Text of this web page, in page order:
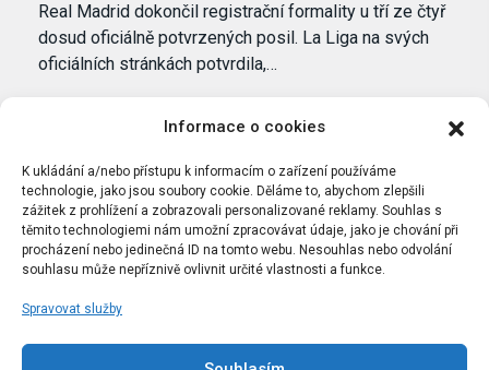
Informace o cookies
K ukládání a/nebo přístupu k informacím o zařízení používáme
technologie, jako jsou soubory cookie. Děláme to, abychom zlepšili
zážitek z prohlížení a zobrazovali personalizované reklamy. Souhlas s
těmito technologiemi nám umožní zpracovávat údaje, jako je chování při
procházení nebo jedinečná ID na tomto webu. Nesouhlas nebo odvolání
souhlasu může nepříznivě ovlivnit určité vlastnosti a funkce.
Spravovat služby
Real Madrid dokončil registrační formality u tří ze čtyř
dosud oficiálně potvrzených posil. La Liga na svých
oficiálních stránkách potvrdila,…